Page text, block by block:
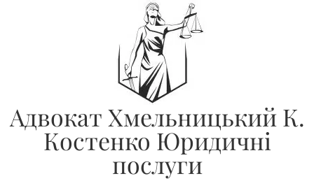
Адвокат Хмельницький К.
Костенко Юридичні
послуги